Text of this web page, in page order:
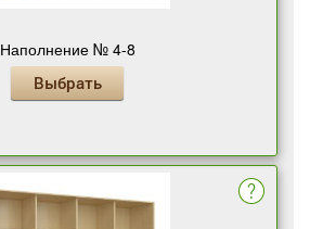
Наполнение № 4-8
Выбрать